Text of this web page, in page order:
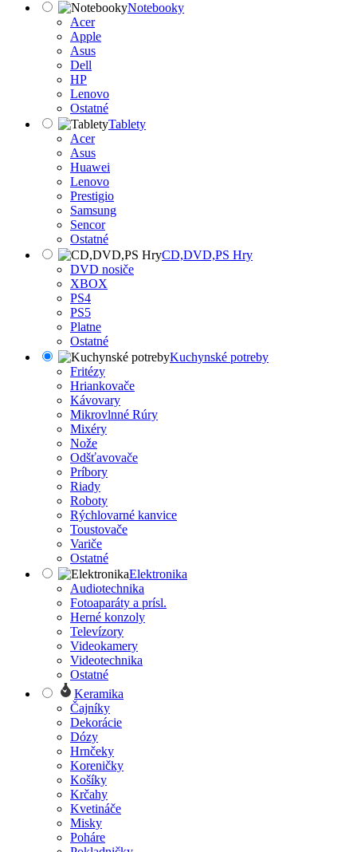
Notebooky
Acer
Apple
Asus
Dell
HP
Lenovo
Ostatné
Tablety
Acer
Asus
Huawei
Lenovo
Prestigio
Samsung
Sencor
Ostatné
CD,DVD,PS Hry
DVD nosiče
XBOX
PS4
PS5
Platne
Ostatné
Kuchynské potreby
Fritézy
Hriankovače
Kávovary
Mikrovlnné Rúry
Mixéry
Nože
Odšťavovače
Príbory
Riady
Roboty
Rýchlovarné kanvice
Toustovače
Variče
Ostatné
Elektronika
Audiotechnika
Fotoaparáty a prísl.
Herné konzoly
Televízory
Videokamery
Videotechnika
Ostatné
Keramika
Čajníky
Dekorácie
Dózy
Hrnčeky
Koreničky
Košíky
Krčahy
Kvetináče
Misky
Poháre